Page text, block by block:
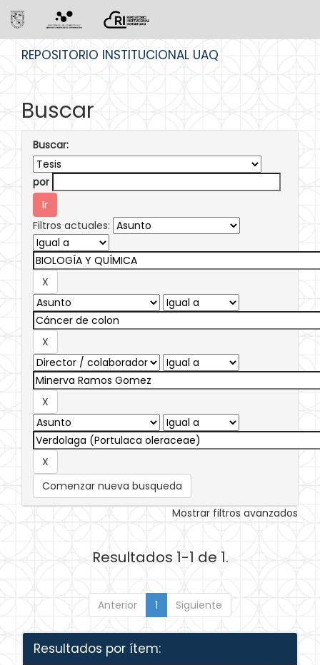
REPOSITORIO INSTITUCIONAL UAQ
Buscar
Buscar:
por
Filtros actuales:
Comenzar nueva busqueda
Mostrar filtros avanzados
Resultados 1-1 de 1.
Anterior 1 Siguiente
Resultados por ítem: